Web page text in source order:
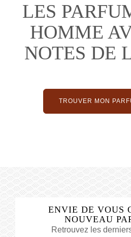
LES
HOMME
NOTES DE
TROUVER MON
ENVIE DE VOUS
NOUVEAU
Retrouvez les